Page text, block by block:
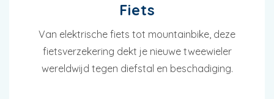
Fiets
Van elektrische fiets tot mountainbike, deze
fietsverzekering dekt je nieuwe tweewieler
wereldwijd tegen diefstal en beschadiging.